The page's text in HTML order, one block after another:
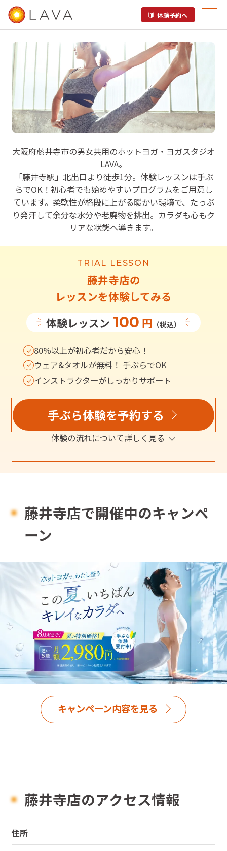
体験予約へ
LAVA 藤井寺店
大阪府藤井寺市の男女共用のホットヨガ・ヨガスタジオ
LAVA。
「藤井寺駅」北出口より徒歩1分。体験レッスンは手ぶ
らでOK！初心者でも始めやすいプログラムをご用意し
ています。柔軟性が格段に上がる暖かい環境で、たっぷ
り発汗して余分な水分や老廃物を排出。カラダも心もク
リアな状態へ導きます。
TRIAL LESSON
藤井寺店の
レッスンを体験してみる
体験レッスン 100 円 （税込）
80%以上が初心者だから安心！
ウェア&タオルが無料！ 手ぶらでOK
インストラクターがしっかりサポート
手ぶら体験を予約する
体験の流れについて詳しく見る
藤井寺店で開催中のキャンペ
ーン
キャンペーン内容を見る
藤井寺店のアクセス情報
住所